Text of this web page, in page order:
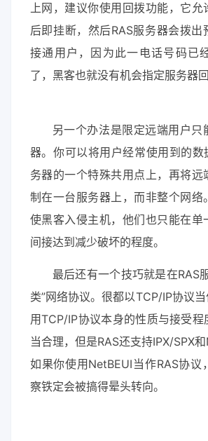
上网，建议你使用回拨功能，它允
后即挂断，然后RAS服务器会拨出
接通用户，因为此一电话号码已
了，黑客也就没有机会指定服务器
另一个办法是限定远端用户只
器。你可以将用户经常使用到的数
务器的一个特殊共用点上，再将远
制在一台服务器上，而非整个网络
使黑客入侵主机，他们也只能在单
间接达到减少破坏的程度。
最后还有一个技巧就是在RAS
类”网络协议。很都以TCP/IP协议当
用TCP/IP协议本身的性质与接受程
当合理，但是RAS还支持IPX/SPX和
如果你使用NetBEUI当作RAS协议
察铁定会被搞得晕头转向。